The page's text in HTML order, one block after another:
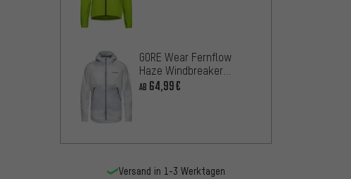
GORE Wear Fernflow
Haze Windbreaker
Windjacke
AB 64,99€
Versand in 1-3 Werktagen